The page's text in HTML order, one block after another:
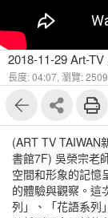
2018-11-29 Art-
長度: 04:07, 瀏覽:
(ART TV TAIWAN
書館7F) 吳榮宗老
空間和形象的記憶
的體驗與觀察。這
列」、「花語系列